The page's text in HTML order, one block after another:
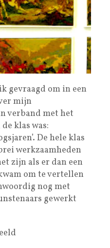
gevraagd om in een
mijn
verband met het
klas was:
De hele klas
werkzaamheden
zijn als er dan een
om te vertellen
nog met
gewerkt